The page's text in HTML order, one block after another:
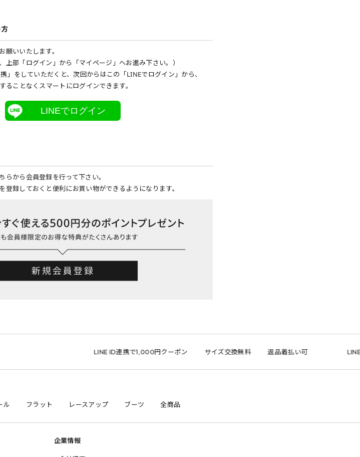
願いいたします。
上部「ログイン」から「マイページ」へお進み下さい。）
」をしていただくと、次回からはこの「LINEでログイン」から、
ることなくスマートにログインできます。
LINEでログイン
らから会員登録を行って下さい。
登録しておくと便利にお買い物ができるようになります。
LINE ID連携で1,000円クーポン サイズ交換無料 返品着払い可 LINE ID連
ル フラット レースアップ ブーツ 全商品
企業情報